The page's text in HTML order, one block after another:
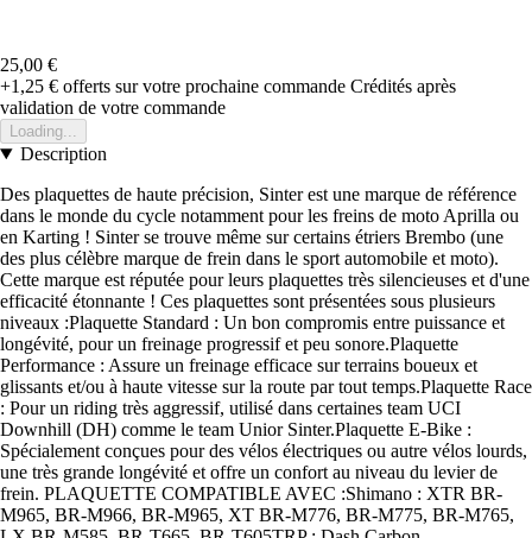
25,00 €
+1,25 € offerts sur votre prochaine commande Crédités après
validation de votre commande
Loading...
Description
Des plaquettes de haute précision, Sinter est une marque de référence
dans le monde du cycle notamment pour les freins de moto Aprilla ou
en Karting ! Sinter se trouve même sur certains étriers Brembo (une
des plus célèbre marque de frein dans le sport automobile et moto).
Cette marque est réputée pour leurs plaquettes très silencieuses et d'une
efficacité étonnante ! Ces plaquettes sont présentées sous plusieurs
niveaux :Plaquette Standard : Un bon compromis entre puissance et
longévité, pour un freinage progressif et peu sonore.Plaquette
Performance : Assure un freinage efficace sur terrains boueux et
glissants et/ou à haute vitesse sur la route par tout temps.Plaquette Race
: Pour un riding très aggressif, utilisé dans certaines team UCI
Downhill (DH) comme le team Unior Sinter.Plaquette E-Bike :
Spécialement conçues pour des vélos électriques ou autre vélos lourds,
une très grande longévité et offre un confort au niveau du levier de
frein. PLAQUETTE COMPATIBLE AVEC :Shimano : XTR BR-
M965, BR-M966, BR-M965, XT BR-M776, BR-M775, BR-M765,